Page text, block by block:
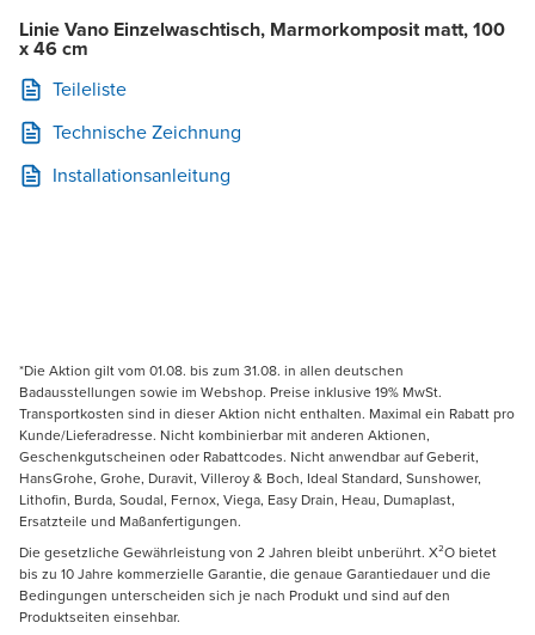
Linie Vano Einzelwaschtisch, Marmorkomposit matt, 100
x 46 cm
Teileliste
Technische Zeichnung
Installationsanleitung
*Die Aktion gilt vom 01.08. bis zum 31.08. in allen deutschen
Badausstellungen sowie im Webshop. Preise inklusive 19% MwSt.
Transportkosten sind in dieser Aktion nicht enthalten. Maximal ein Rabatt pro
Kunde/Lieferadresse. Nicht kombinierbar mit anderen Aktionen,
Geschenkgutscheinen oder Rabattcodes. Nicht anwendbar auf Geberit,
HansGrohe, Grohe, Duravit, Villeroy & Boch, Ideal Standard, Sunshower,
Lithofin, Burda, Soudal, Fernox, Viega, Easy Drain, Heau, Dumaplast,
Ersatzteile und Maßanfertigungen.
Die gesetzliche Gewährleistung von 2 Jahren bleibt unberührt. X²O bietet
bis zu 10 Jahre kommerzielle Garantie, die genaue Garantiedauer und die
Bedingungen unterscheiden sich je nach Produkt und sind auf den
Produktseiten einsehbar.